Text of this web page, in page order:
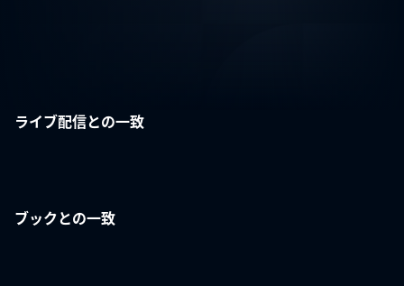
ライブ配信との一致
ブックとの一致